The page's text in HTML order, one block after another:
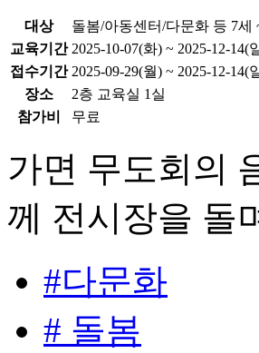
대상
돌봄/아동센터/다문화 등 7세
교육기간 2025-10-07(화) ~ 2025-12-14(
접수기간 2025-09-29(월) ~ 2025-12-14(
장소
2층 교육실 1실
참가비
무료
가면 무도회의
께 전시장을 돌
#다문화
# 돌봄